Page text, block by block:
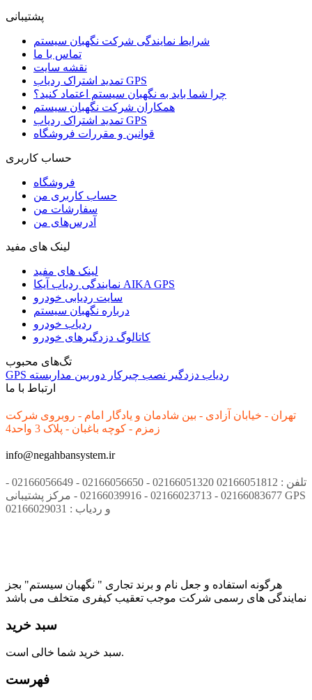
پشتیبانی
شرایط نمایندگی شرکت نگهبان سیستم
تماس با ما
نقشه سایت
تمدید اشتراک ردیاب GPS
چرا شما باید به نگهبان سیستم اعتماد کنید؟
همکاران شرکت نگهبان سیستم
تمدید اشتراک ردیاب GPS
قوانین و مقررات فروشگاه
حساب کاربری
فروشگاه
حساب کاربری من
سفارشات من
آدرس‌های من
لینک های مفید
لینک های مفید
نمایندگی ردیاب آیکا AIKA GPS
سایت ردیابی خودرو
درباره نگهبان سیستم
ردیاب خودرو
کاتالوگ دزدگیرهای خودرو
تگ‌های محبوب
GPS
ردیاب دزدگیر نصب چیرکار دوربین مداربسته
ارتباط با ما
تهران - خیابان آزادی - بین شادمان و یادگار امام - روبروی شرکت
زمزم - کوچه باغبان - پلاک 3 واحد4
info@negahbansystem.ir
تلفن : 02166051812 02166051320 - 02166056650 - 02166056649 -
02166083677 - 02166023713 - 02166039916 - مرکز پشتیبانی GPS
و ردیاب : 02166029031
هرگونه استفاده و جعل نام و برند تجاری " نگهبان سیستم" بجز
نمایندگی های رسمی شرکت موجب تعقیب کیفری متخلف می باشد
سبد خرید
سبد خرید شما خالی است.
فهرست